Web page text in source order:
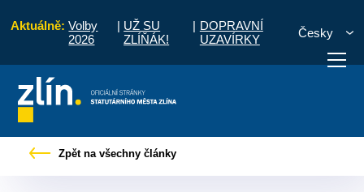
Aktuálně: Volby
2026
| UŽ SU
ZLÍŇÁK!
| DOPRAVNÍ
UZAVÍRKY
Česky
vyřídit Potřebuji zaplatit
Zpět na všechny články